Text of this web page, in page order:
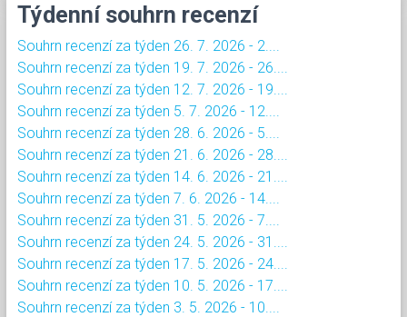
Týdenní souhrn recenzí
Souhrn recenzí za týden 26. 7. 2026 - 2....
Souhrn recenzí za týden 19. 7. 2026 - 26....
Souhrn recenzí za týden 12. 7. 2026 - 19....
Souhrn recenzí za týden 5. 7. 2026 - 12....
Souhrn recenzí za týden 28. 6. 2026 - 5....
Souhrn recenzí za týden 21. 6. 2026 - 28....
Souhrn recenzí za týden 14. 6. 2026 - 21....
Souhrn recenzí za týden 7. 6. 2026 - 14....
Souhrn recenzí za týden 31. 5. 2026 - 7....
Souhrn recenzí za týden 24. 5. 2026 - 31....
Souhrn recenzí za týden 17. 5. 2026 - 24....
Souhrn recenzí za týden 10. 5. 2026 - 17....
Souhrn recenzí za týden 3. 5. 2026 - 10....